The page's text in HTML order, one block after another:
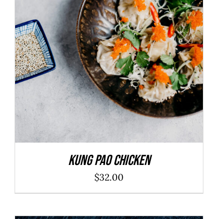
ADD TO CART / DÉTAILS
Kung Pao Chicken
$32.00